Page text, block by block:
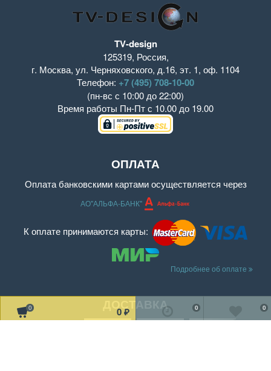
0 0 ₽
0
0
TV-design
125319, Россия,
г. Москва, ул. Черняховского, д.16, эт. 1, оф. 1104
Телефон: +7 (495) 708-10-00
(пн-вс с 10:00 до 22:00)
Время работы Пн-Пт с 10.00 до 19.00
ОПЛАТА
Оплата банковскими картами осуществляется через
АО"АЛЬФА-БАНК"
К оплате принимаются карты:
Подробнее об оплате
ДОСТАВКА